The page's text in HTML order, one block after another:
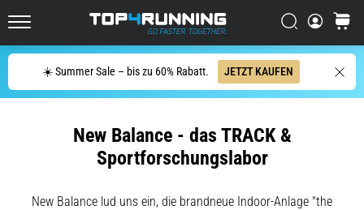
☀️ Summer Sale – bis zu 60% Rabatt. JETZT KAUFEN
Suchen
Entdecke
Schuhe
Straße
New Balance - das TRACK &
Sportforschungslabor
New Balance lud uns ein, die brandneue Indoor-Anlage "the